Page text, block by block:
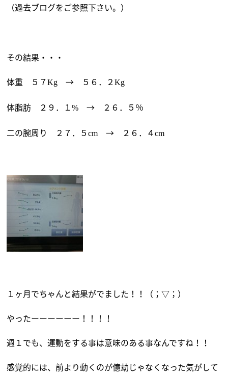
（過去ブログをご参照下さい。）
その結果・・・
体重 ５７Kg → ５６．２Kg
体脂肪 ２９．１% → ２６．５％
二の腕周り ２７．５cm → ２６．４cm
１ヶ月でちゃんと結果がでました！！（；▽；）
やったーーーーーー！！！！
週１でも、運動をする事は意味のある事なんですね！！
感覚的には、前より動くのが億劫じゃなくなった気がして